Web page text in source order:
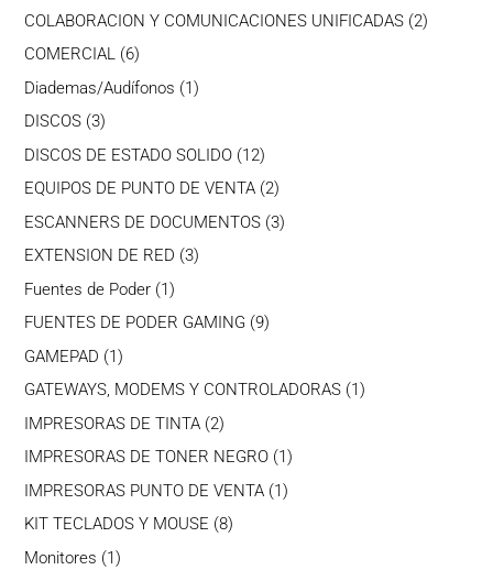
productos
COLABORACION Y COMUNICACIONES UNIFICADAS 22
COMERCIAL 66
productos
Diademas/Audífonos 11
DISCOS 33
productos
DISCOS DE ESTADO SOLIDO 1212
productos
EQUIPOS DE PUNTO DE VENTA 22
productos
ESCANNERS DE DOCUMENTOS 33
EXTENSION DE RED 33
Fuentes de Poder 11
producto
FUENTES DE PODER GAMING 99
GAMEPAD 11
producto
GATEWAYS, MODEMS Y CONTROLADORAS 1 1
IMPRESORAS DE TINTA 22
productos
IMPRESORAS DE TONER NEGRO 1 1
IMPRESORAS PUNTO DE VENTA 11
KIT TECLADOS Y MOUSE 88
Monitores 11